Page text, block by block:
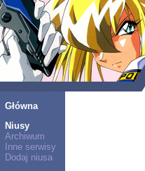
Główna
Niusy
Archiwum
Inne serwisy
Dodaj niusa